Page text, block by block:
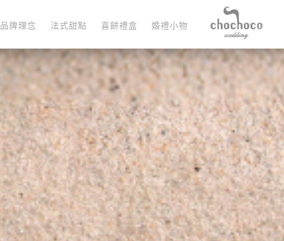
品牌理念 法式甜點 喜餅禮盒 婚禮小物